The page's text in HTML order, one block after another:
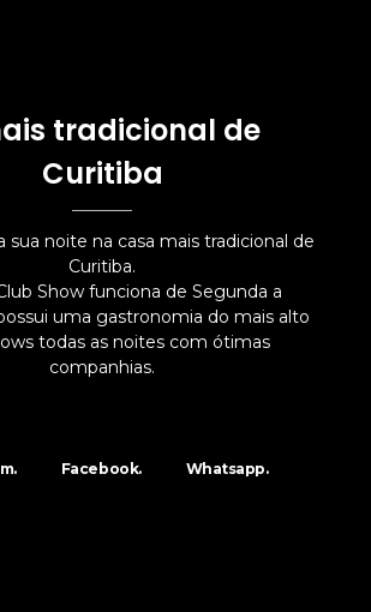
tradicional de
Curitiba
sua noite na casa mais tradicional de
Curitiba.
Show funciona de Segunda a
uma gastronomia do mais alto
todas as noites com ótimas
companhias.
Facebook. Whatsapp.